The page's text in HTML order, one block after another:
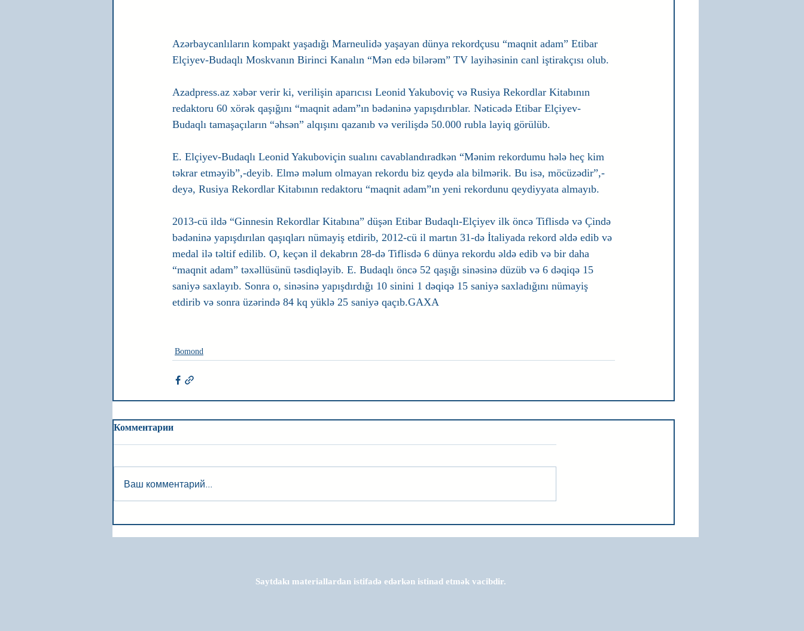
Azərbaycanlıların kompakt yaşadığı Marneulidə yaşayan dünya rekordçusu “maqnit adam” Etibar
Elçiyev-Budaqlı Moskvanın Birinci Kanalın “Mən edə bilərəm” TV layihəsinin canl iştirakçısı olub.
Azadpress.az xəbər verir ki, verilişin aparıcısı Leonid Yakuboviç və Rusiya Rekordlar Kitabının
redaktoru 60 xörək qaşığını “maqnit adam”ın bədəninə yapışdırıblar. Nəticədə Etibar Elçiyev-
Budaqlı tamaşaçıların “əhsən” alqışını qazanıb və verilişdə 50.000 rubla layiq görülüb.
E. Elçiyev-Budaqlı Leonid Yakuboviçin sualını cavablandıradkən “Mənim rekordumu hələ heç kim
təkrar etməyib”,-deyib. Elmə məlum olmayan rekordu biz qeydə ala bilmərik. Bu isə, möcüzədir”,-
deyə, Rusiya Rekordlar Kitabının redaktoru “maqnit adam”ın yeni rekordunu qeydiyyata almayıb.
2013-cü ildə “Ginnesin Rekordlar Kitabına” düşən Etibar Budaqlı-Elçiyev ilk öncə Tiflisdə və Çində
bədəninə yapışdırılan qaşıqları nümayiş etdirib, 2012-cü il martın 31-də İtaliyada rekord əldə edib və
medal ilə təltif edilib. O, keçən il dekabrın 28-də Tiflisdə 6 dünya rekordu əldə edib və bir daha
“maqnit adam” təxəllüsünü təsdiqləyib. E. Budaqlı öncə 52 qaşığı sinəsinə düzüb və 6 dəqiqə 15
saniyə saxlayıb. Sonra o, sinəsinə yapışdırdığı 10 sinini 1 dəqiqə 15 saniyə saxladığını nümayiş
etdirib və sonra üzərində 84 kq yüklə 25 saniyə qaçıb.GAXA
Bomond
Комментарии
Ваш комментарий...
Saytdakı materiallardan istifadə edərkən istinad etmək vacibdir.